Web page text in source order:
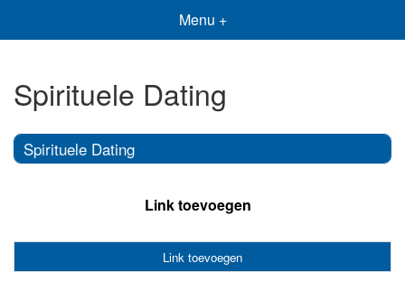
Menu +
Spirituele Dating
Spirituele Dating
Link toevoegen
Link toevoegen